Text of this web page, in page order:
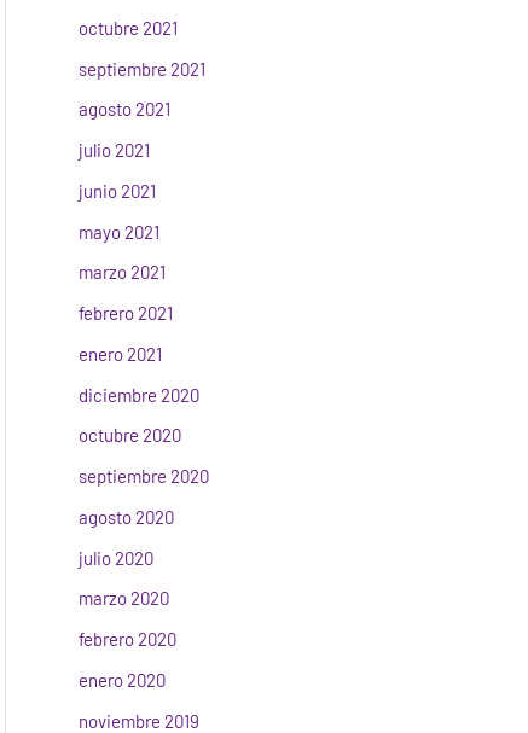
octubre 2021
septiembre 2021
agosto 2021
julio 2021
junio 2021
mayo 2021
marzo 2021
febrero 2021
enero 2021
diciembre 2020
octubre 2020
septiembre 2020
agosto 2020
julio 2020
marzo 2020
febrero 2020
enero 2020
noviembre 2019